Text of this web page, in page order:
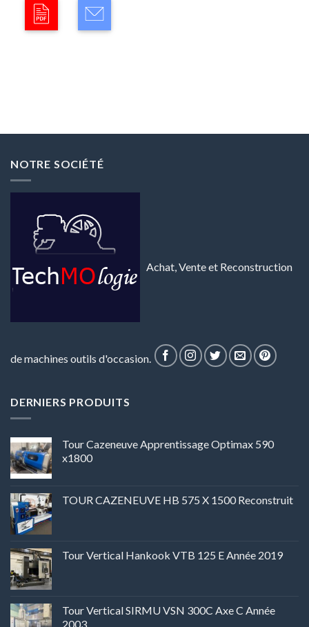
NOTRE SOCIÉTÉ
Achat, Vente et Reconstruction
de machines outils d'occasion.
DERNIERS PRODUITS
Tour Cazeneuve Apprentissage Optimax 590
x1800
TOUR CAZENEUVE HB 575 X 1500 Reconstruit
Tour Vertical Hankook VTB 125 E Année 2019
Tour Vertical SIRMU VSN 300C Axe C Année
2003